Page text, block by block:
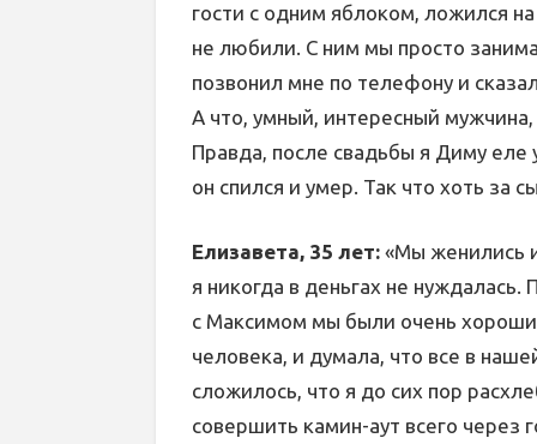
гости с одним яблоком, ложился
не любили. С ним мы просто
позвонил мне по телефону и
А что, умный, интересный
Правда, после свадьбы я Диму еле
он спился и умер. Так что хоть за
Елизавета, 35 лет: «Мы женились
я никогда в деньгах не
с Максимом мы были очень
человека, и думала, что все в
сложилось, что я до сих пор
совершить камин-аут всего через